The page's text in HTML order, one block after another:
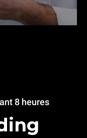
8 heures